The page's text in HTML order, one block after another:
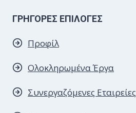
ΓΡΗΓΟΡΕΣ ΕΠΙΛΟΓΕΣ
Προφίλ
Ολοκληρωμένα Έργα
Συνεργαζόμενες Εταιρείες